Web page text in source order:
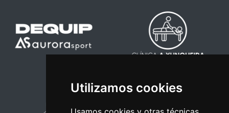
Utilizamos cookies